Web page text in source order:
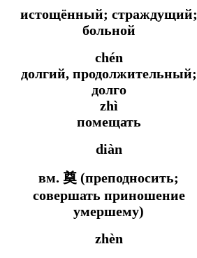
истощённый; страждущий;
больной
chén
долгий, продолжительный;
долго
zhì
помещать
diàn
вм. 奠 (преподносить;
совершать приношение
умершему)
zhèn